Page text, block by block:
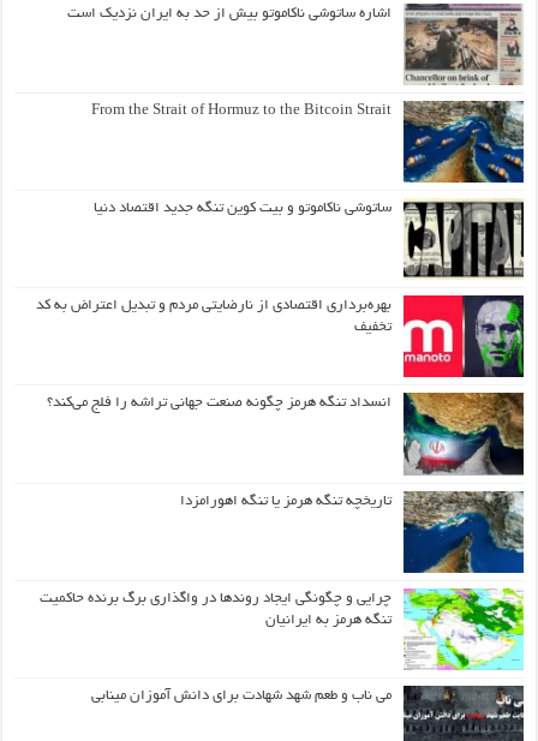
اشاره ساتوشی ناکاموتو بیش از حد به ایران نزدیک است
From the Strait of Hormuz to the Bitcoin Strait
ساتوشی ناکاموتو و بیت کوین تنگه جدید اقتصاد دنیا
بهره‌برداری اقتصادی از نارضایتی مردم و تبدیل اعتراض به کد
تخفیف
انسداد تنگه هرمز چگونه صنعت جهانی تراشه را فلج می‌کند؟
تاریخچه تنگه هرمز یا تنگه اهورامزدا
چرایی و چگونگی ایجاد روندها در واگذاری برگ برنده حاکمیت
تنگه هرمز به ایرانیان
می ناب و طعم شهد شهادت برای دانش آموزان مینابی